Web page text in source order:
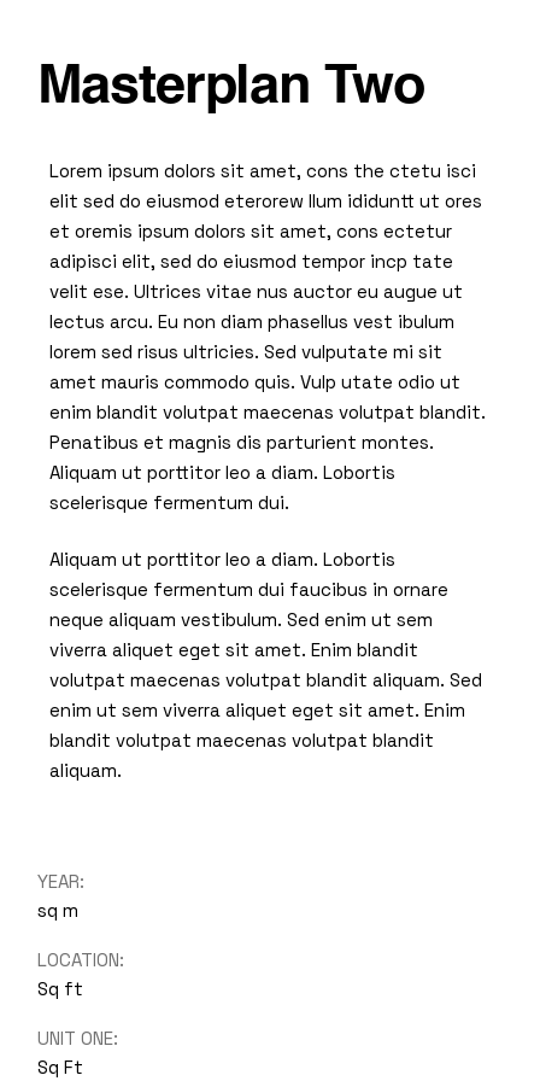
Masterplan Two
Lorem ipsum dolors sit amet, cons the ctetu isci
elit sed do eiusmod eterorew llum ididuntt ut ores
et oremis ipsum dolors sit amet, cons ectetur
adipisci elit, sed do eiusmod tempor incp tate
velit ese. Ultrices vitae nus auctor eu augue ut
lectus arcu. Eu non diam phasellus vest ibulum
lorem sed risus ultricies. Sed vulputate mi sit
amet mauris commodo quis. Vulp utate odio ut
enim blandit volutpat maecenas volutpat blandit.
Penatibus et magnis dis parturient montes.
Aliquam ut porttitor leo a diam. Lobortis
scelerisque fermentum dui.
Aliquam ut porttitor leo a diam. Lobortis
scelerisque fermentum dui faucibus in ornare
neque aliquam vestibulum. Sed enim ut sem
viverra aliquet eget sit amet. Enim blandit
volutpat maecenas volutpat blandit aliquam. Sed
enim ut sem viverra aliquet eget sit amet. Enim
blandit volutpat maecenas volutpat blandit
aliquam.
YEAR:
sq m
LOCATION:
Sq ft
UNIT ONE:
Sq Ft